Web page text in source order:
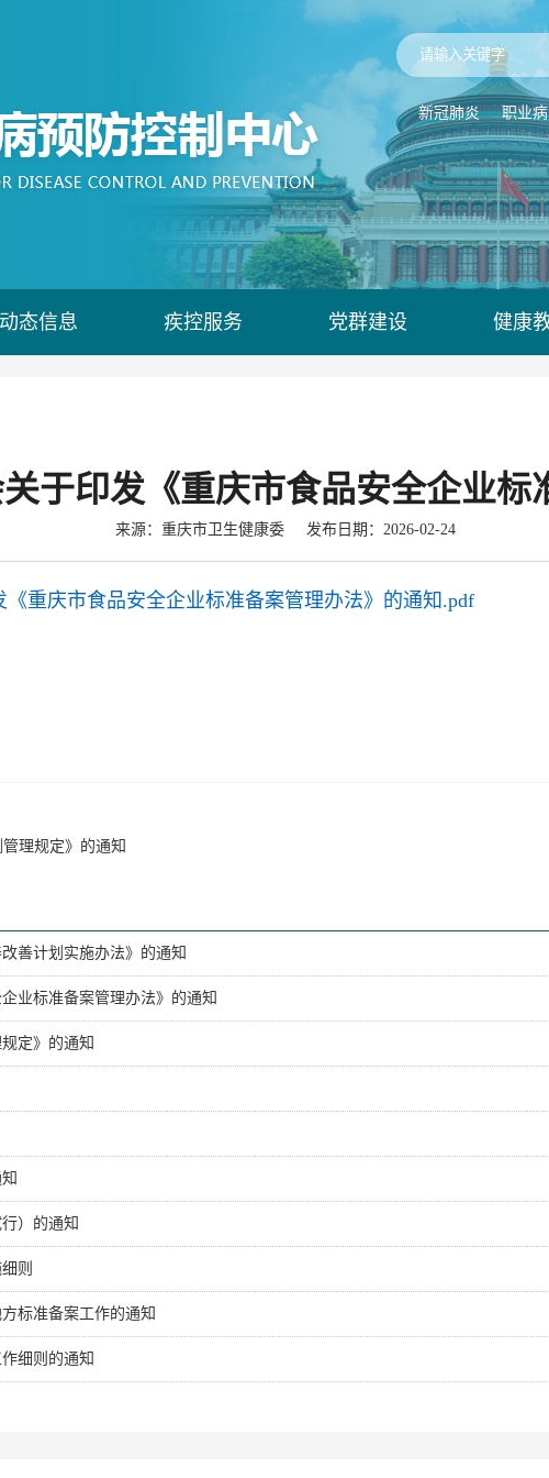
新冠肺炎 职业病
动态信息 疾控服务 党群建设 健康
于印发《重庆市食品安全企业标
来源：重庆市卫生健康委 发布日期：2026-02-24
重庆市食品安全企业标准备案管理办法》的通知.pdf
理规定》的通知
善计划实施办法》的通知
业标准备案管理办法》的通知
定》的通知
）的通知
则
标准备案工作的通知
细则的通知